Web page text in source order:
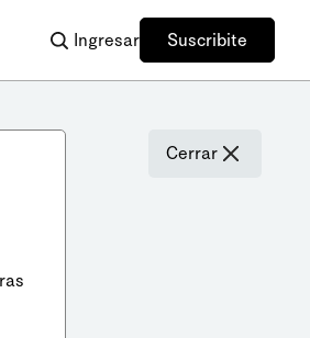
Ingresar Suscribite
Cerrar